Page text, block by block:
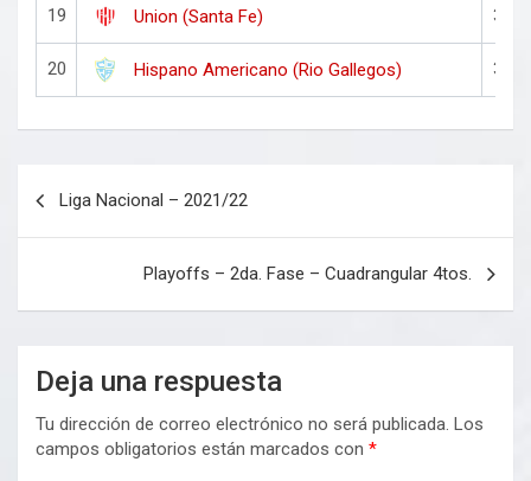
19 Union (Santa Fe) 38
20 Hispano Americano (Rio Gallegos) 38
Liga Nacional – 2021/22
Playoffs – 2da. Fase – Cuadrangular 4tos.
Deja una respuesta
Tu dirección de correo electrónico no será publicada. Los
campos obligatorios están marcados con *